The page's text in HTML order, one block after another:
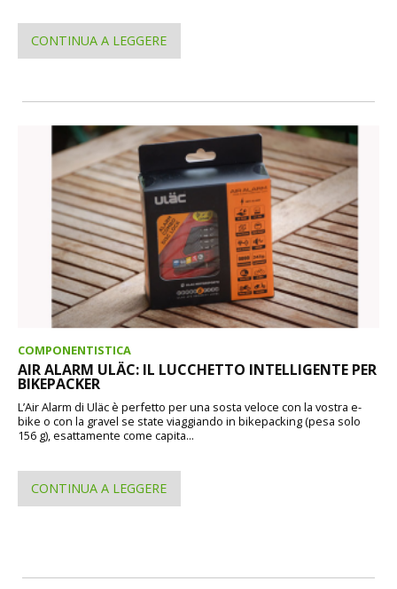
CONTINUA A LEGGERE
COMPONENTISTICA
AIR ALARM ULÄC: IL LUCCHETTO INTELLIGENTE PER
BIKEPACKER
L’Air Alarm di Uläc è perfetto per una sosta veloce con la vostra e-
bike o con la gravel se state viaggiando in bikepacking (pesa solo
156 g), esattamente come capita...
CONTINUA A LEGGERE